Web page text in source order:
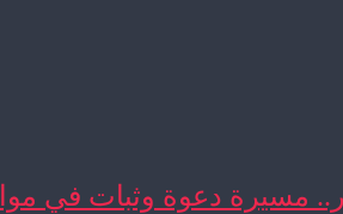
مسيرة دعوة وثبات في